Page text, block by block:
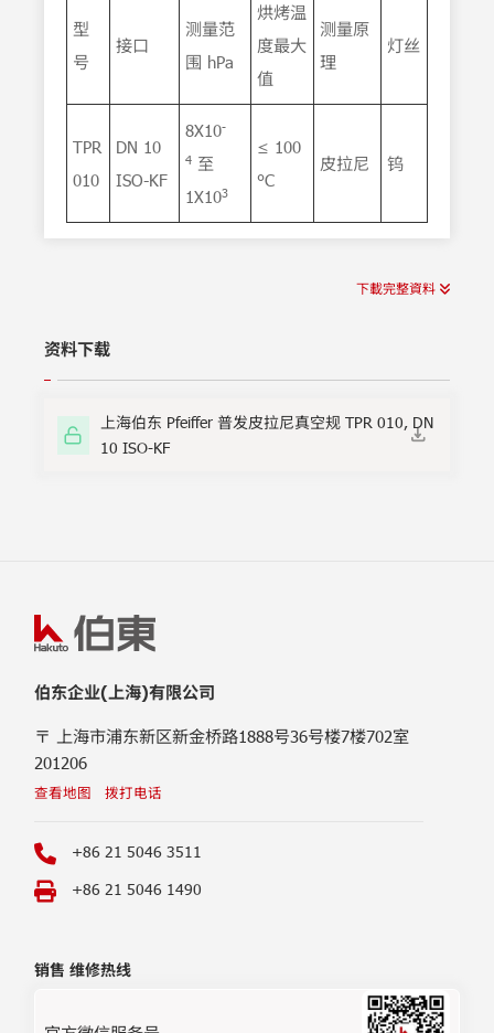
型
号
接口
测量范
围 hPa
烘烤温
度最大
值
测量原
理
灯丝
TPR
010
DN 10
ISO-KF
8X10-
4 至
1X103
≤ 100
°C
皮拉尼 钨
下載完整資料
资料下载
上海伯东 Pfeiffer 普发皮拉尼真空规 TPR 010, DN
10 ISO-KF
伯东企业(上海)有限公司
〒 上海市浦东新区新金桥路1888号36号楼7楼702室
201206
查看地图 拨打电话
+86 21 5046 3511
+86 21 5046 1490
销售 维修热线